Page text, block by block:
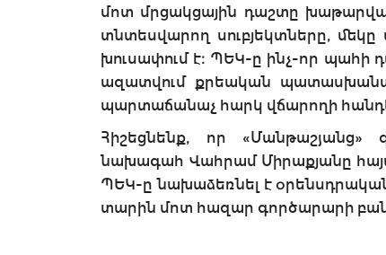
մոտ մրցակցային դաշտը խաթարված
տնտեսվարող սուբյեկտները,
խուսափում է։ ՊԵԿ-ը ինչ-որ պահի
ազատվում քրեական
պարտաճանաչ հարկ վճարողի
Հիշեցնենք, որ «Մանթաշյանց»
նախագահ Վահրամ Միրաքյանը
ՊԵԿ-ը նախաձեռնել է
տարին մոտ հազար գործարարի